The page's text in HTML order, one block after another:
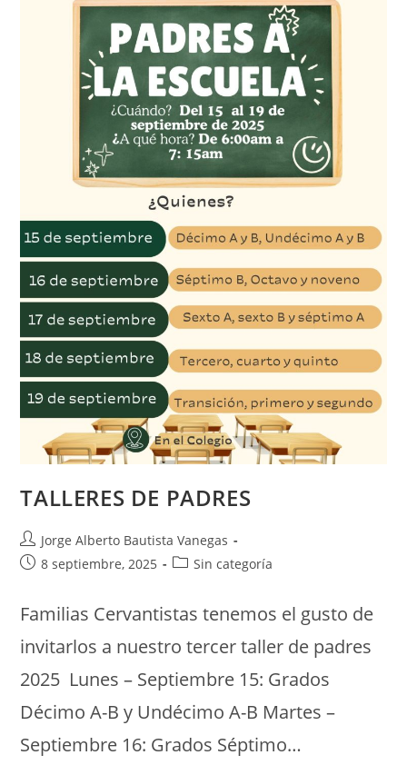
TALLERES DE PADRES
Jorge Alberto Bautista Vanegas
8 septiembre, 2025
Sin categoría
Familias Cervantistas tenemos el gusto de
invitarlos a nuestro tercer taller de padres
2025 Lunes – Septiembre 15: Grados
Décimo A-B y Undécimo A-B Martes –
Septiembre 16: Grados Séptimo…